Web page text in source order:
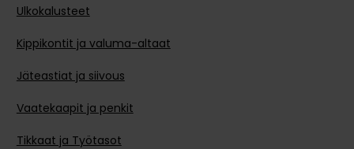
Ulkokalusteet
Kippikontit ja valuma-altaat
Jäteastiat ja siivous
Vaatekaapit ja penkit
Tikkaat ja Työtasot